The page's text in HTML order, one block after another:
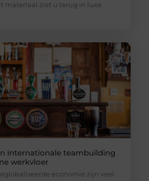
materiaal ziet u terug in luxe
internationale teambuilding
werkvloer
economie zijn veel